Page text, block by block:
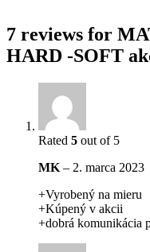
7 reviews for
HARD -SOFT
Rated 5 out of 5
MK – 2. marca 2023
+Vyrobený na mieru
+Kúpený v akcii
+dobrá komunikácia